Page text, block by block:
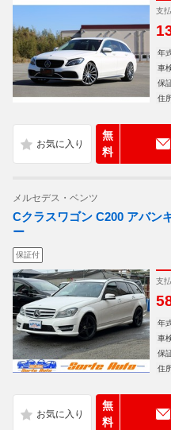
支
年
車
保
住
無
料
メルセデス・ベンツ
Cクラスワゴン C200 アバン
ー
保証付
支
年
車
保
住
無
料